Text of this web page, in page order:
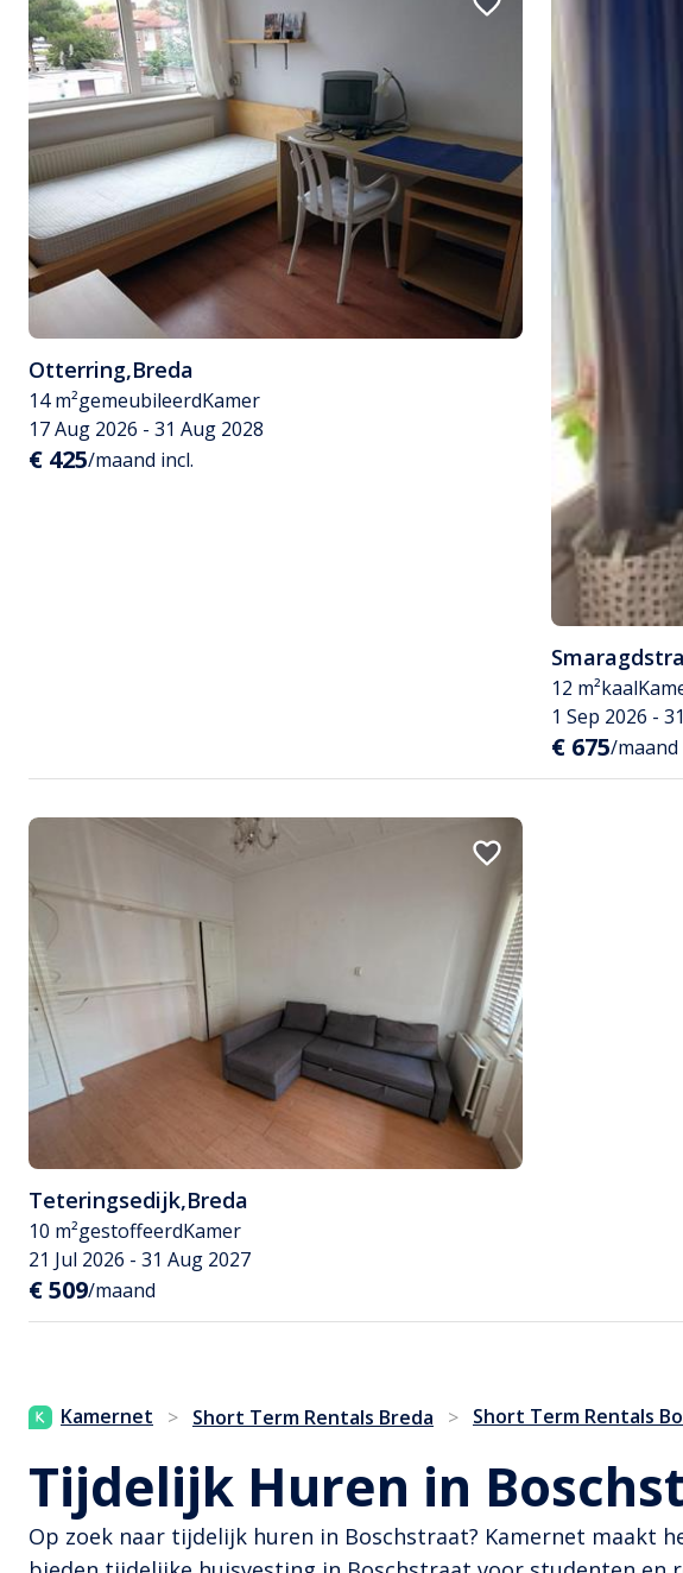
Otterring,Breda
14 m²gemeubileerdKamer
17 Aug 2026 - 31 Aug 2028
€ 425/maand incl.
12 m²kaal
1 Sep 2026 -
€ 675/maand
Teteringsedijk,Breda
10 m²gestoffeerdKamer
21 Jul 2026 - 31 Aug 2027
€ 509/maand
Kamernet > Short Term Rentals Breda > Short Term Rentals
Tijdelijk Huren in
Op zoek naar tijdelijk huren in Boschstraat? Kamernet maakt